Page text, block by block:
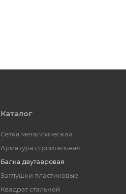
Каталог
Cетка металлическая
Арматура строительная
Балка двутавровая
Заглушки пластиковые
Квадрат стальной